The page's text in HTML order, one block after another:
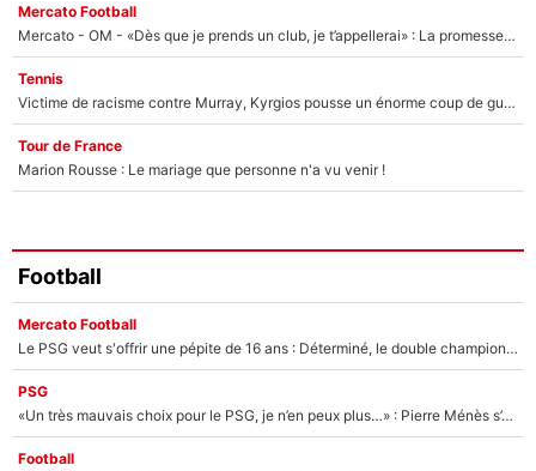
Mercato Football
Mercato - OM - «Dès que je prends un club, je t’appellerai» : La promesse de Marcelino au moment de claquer la porte
Tennis
Victime de racisme contre Murray, Kyrgios pousse un énorme coup de gueule !
Tour de France
Marion Rousse : Le mariage que personne n'a vu venir !
Football
Mercato Football
Le PSG veut s'offrir une pépite de 16 ans : Déterminé, le double champion d'Europe en titre est prêt à lâcher 40M€ pour celui que l'on compare déjà à Vinicius Jr !
PSG
«Un très mauvais choix pour le PSG, je n’en peux plus…» : Pierre Ménès s’est complètement trompé avec Luis Enrique et ces déclarations le prouvent !
Football